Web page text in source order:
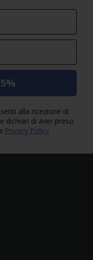
alla ricezione di
dichiari di aver preso
Privacy Policy